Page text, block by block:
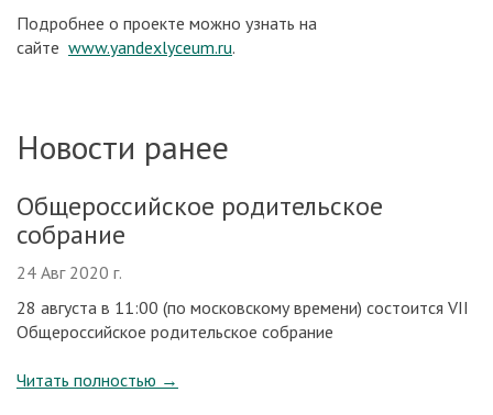
Подробнее о проекте можно узнать на
сайте www.yandexlyceum.ru.
Новости ранее
Общероссийское родительское
собрание
24 Авг 2020 г.
28 августа в 11:00 (по московскому времени) состоится VII
Общероссийское родительское собрание
Читать полностью →